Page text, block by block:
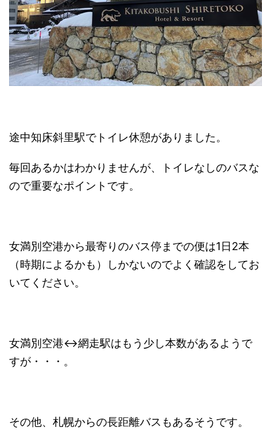
途中知床斜里駅でトイレ休憩がありました。
毎回あるかはわかりませんが、トイレなしのバスな
ので重要なポイントです。
女満別空港から最寄りのバス停までの便は1日2本
（時期によるかも）しかないのでよく確認をしてお
いてください。
女満別空港↔︎網走駅はもう少し本数があるようで
すが・・・。
その他、札幌からの長距離バスもあるそうです。